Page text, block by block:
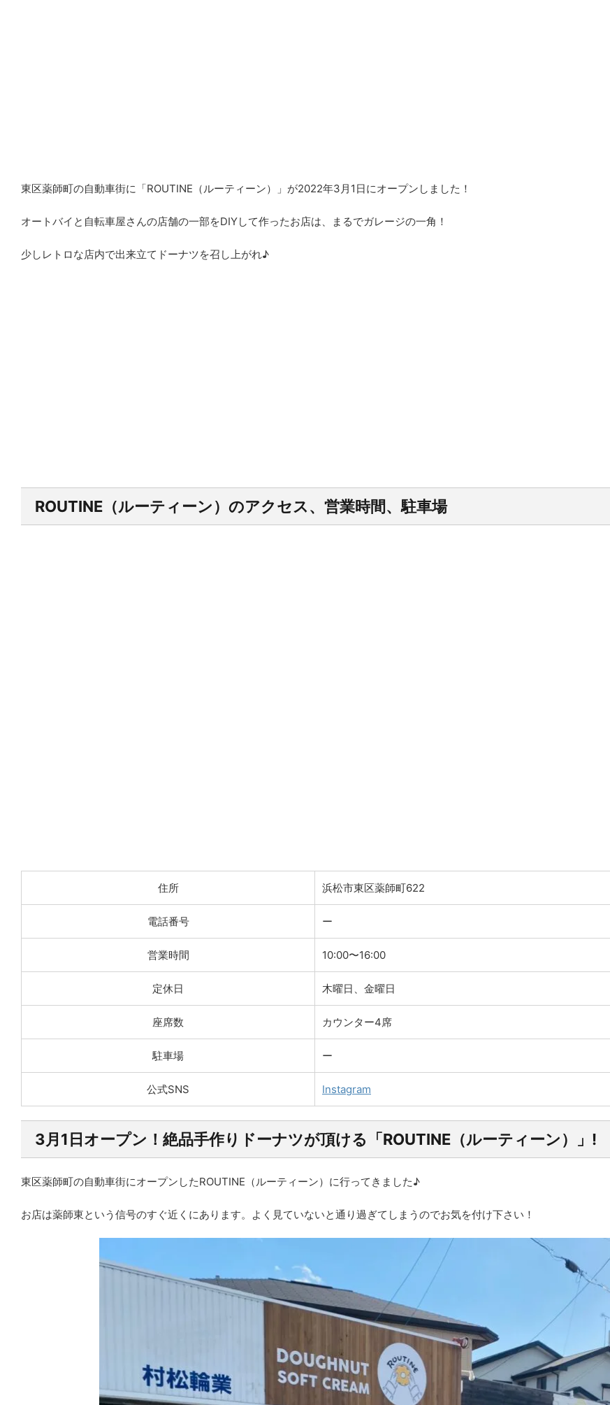
東区薬師町の自動車街に「ROUTINE（ルーティーン）」が2022年3月1日にオープンしました！
オートバイと自転車屋さんの店舗の一部をDIYして作ったお店は、まるでガレージの一角！
少しレトロな店内で出来立てドーナツを召し上がれ♪
ROUTINE（ルーティーン）のアクセス、営業時間、駐車場
住所 浜松市東区薬師町622
電話番号 ー
営業時間 10:00〜16:00
定休日 木曜日、金曜日
座席数 カウンター4席
駐車場 ー
公式SNS Instagram
3月1日オープン！絶品手作りドーナツが頂ける「ROUTINE（ルーティーン）」!
東区薬師町の自動車街にオープンしたROUTINE（ルーティーン）に行ってきました♪
お店は薬師東という信号のすぐ近くにあります。よく見ていないと通り過ぎてしまうのでお気を付け下さい！